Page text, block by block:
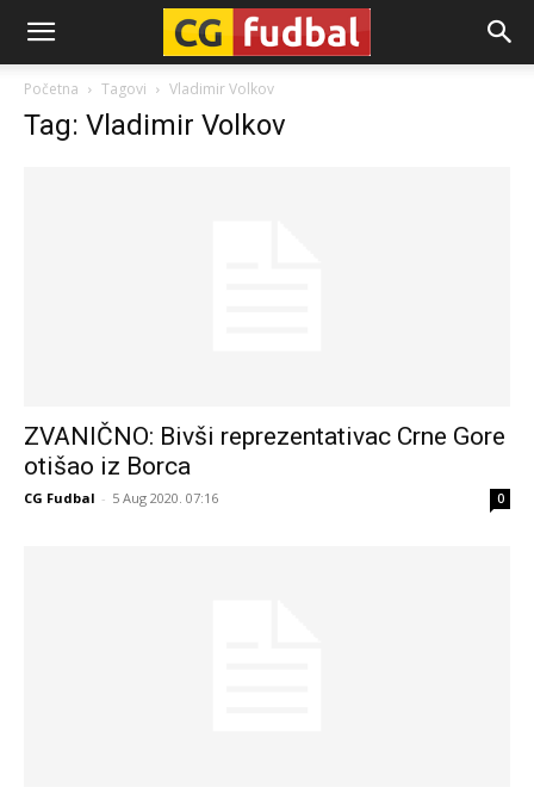
CG-
Fudbal
Početna Tagovi Vladimir Volkov
Tag: Vladimir Volkov
ZVANIČNO: Bivši reprezentativac Crne Gore
otišao iz Borca
CG Fudbal - 5 Aug 2020. 07:16 0